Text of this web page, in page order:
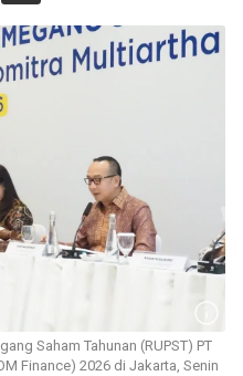
Saham Tahunan (RUPST) PT
Finance) 2026 di Jakarta, Senin